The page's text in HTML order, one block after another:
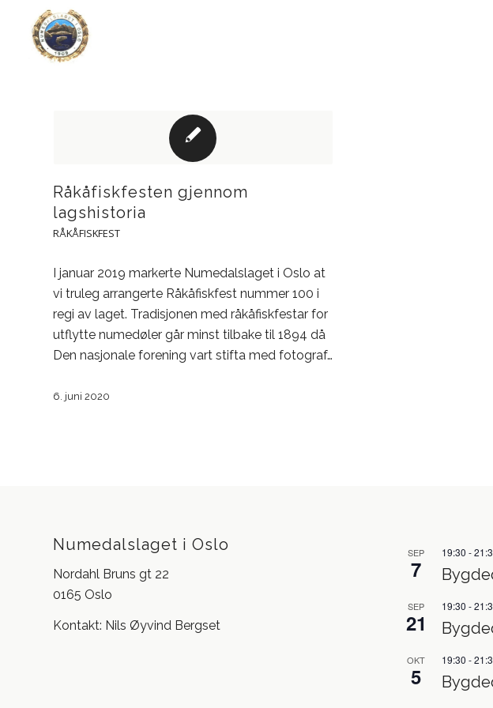
Råkåfiskfesten gjennom
lagshistoria
RÅKÅFISKFEST
I januar 2019 markerte Numedalslaget i Oslo at
vi truleg arrangerte Råkåfiskfest nummer 100 i
regi av laget. Tradisjonen med råkåfiskfestar for
utflytte numedøler går minst tilbake til 1894 då
Den nasjonale forening vart stifta med fotograf…
6. juni 2020
Numedalslaget i Oslo
Nordahl Bruns gt 22
0165 Oslo
Kontakt: Nils Øyvind Bergset
SEP
7
19:30 -
SEP
21
19:30 -
OKT
5
19:30 -